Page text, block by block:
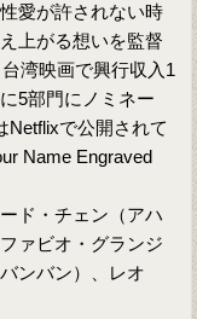
愛が許されない時
上がる想いを監督
湾映画で興行収入1
5部門にノミネー
Netflixで公開されて
Name Engraved
ド・チェン（アハ
ァビオ・グランジ
ンバン）、レオ